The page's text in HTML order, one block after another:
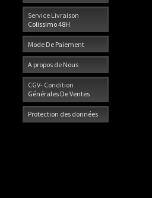
Service Livraison
Colissimo 48H
Mode De Paiement
A propos de Nous
CGV- Condition
Générales De Ventes
Protection des données